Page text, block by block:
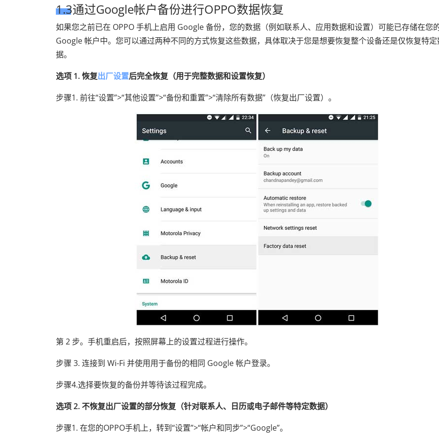
1.3通过Google帐户备份进行OPPO数据恢复
如果您之前已在 OPPO 手机上启用 Google 备份，您的数据（例如联系人、应用数据和设置）可能已存储在您
Google 帐户中。您可以通过两种不同的方式恢复这些数据，具体取决于您是想要恢复整个设备还是仅恢复特定
据。
选项 1. 恢复出厂设置后完全恢复（用于完整数据和设置恢复）
步骤1. 前往“设置”>“其他设置”>“备份和重置”>“清除所有数据”（恢复出厂设置）。
第 2 步。手机重启后，按照屏幕上的设置过程进行操作。
步骤 3. 连接到 Wi-Fi 并使用用于备份的相同 Google 帐户登录。
步骤4.选择要恢复的备份并等待该过程完成。
选项 2. 不恢复出厂设置的部分恢复（针对联系人、日历或电子邮件等特定数据）
步骤1. 在您的OPPO手机上，转到“设置”>“帐户和同步”>“Google”。